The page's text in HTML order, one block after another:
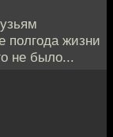
полгода жизни
не было...